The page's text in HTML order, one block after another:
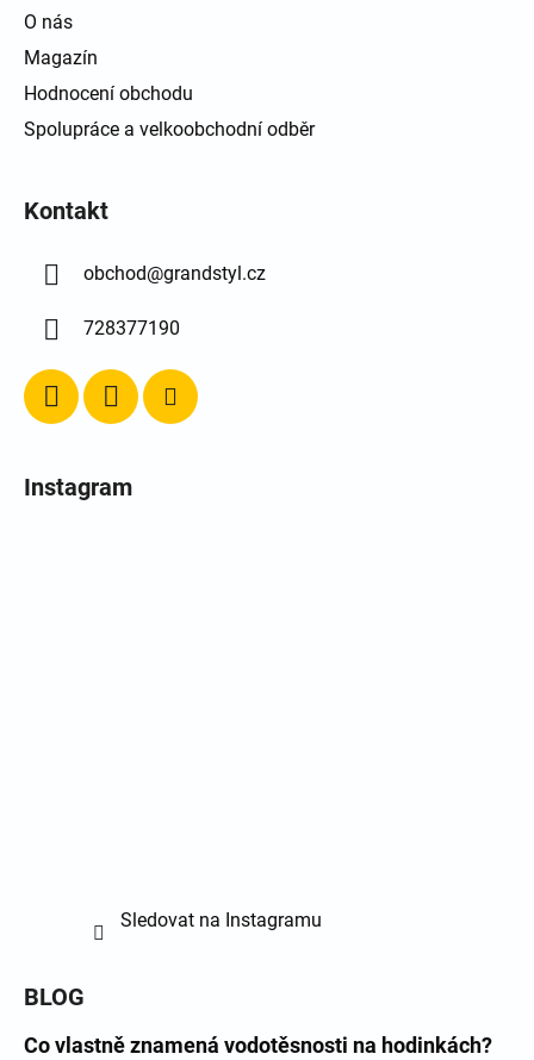
O nás
Magazín
Hodnocení obchodu
Spolupráce a velkoobchodní odběr
Kontakt
obchod@grandstyl.cz
728377190
Instagram
Sledovat na Instagramu
BLOG
Co vlastně znamená vodotěsnosti na hodinkách?